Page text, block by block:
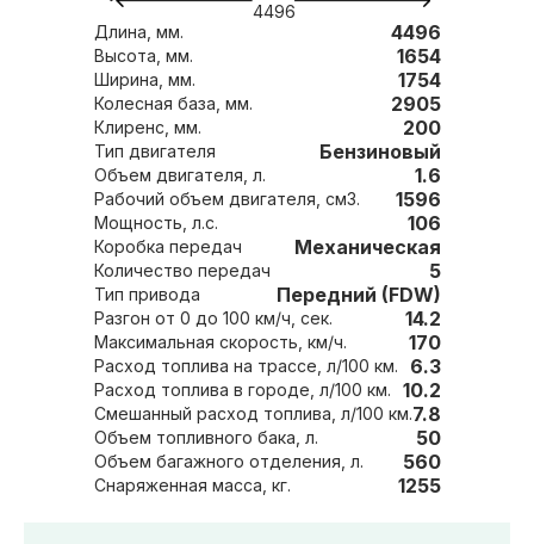
4496
Длина, мм. 4496
Высота, мм. 1654
Ширина, мм. 1754
Колесная база, мм. 2905
Клиренс, мм. 200
Тип двигателя Бензиновый
Объем двигателя, л. 1.6
Рабочий объем двигателя, см3. 1596
Мощность, л.с. 106
Коробка передач Механическая
Количество передач 5
Тип привода Передний (FDW)
Разгон от 0 до 100 км/ч, сек. 14.2
Максимальная скорость, км/ч. 170
Расход топлива на трассе, л/100 км. 6.3
Расход топлива в городе, л/100 км. 10.2
Смешанный расход топлива, л/100 км.7.8
Объем топливного бака, л. 50
Объем багажного отделения, л. 560
Снаряженная масса, кг. 1255